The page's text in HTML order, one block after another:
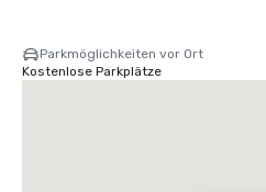
Parkmöglichkeiten vor Ort
Kostenlose Parkplätze